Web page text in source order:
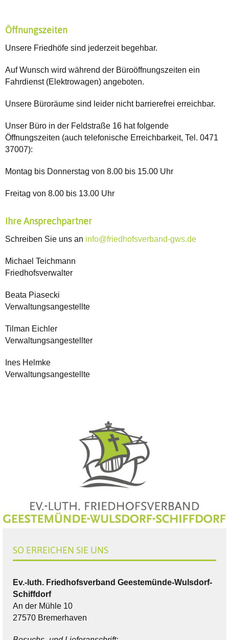
Öffnungszeiten
Unsere Friedhöfe sind jederzeit begehbar.
Auf Wunsch wird während der Büroöffnungszeiten ein
Fahrdienst (Elektrowagen) angeboten.
Unsere Büroräume sind leider nicht barrierefrei erreichbar.
Unser Büro in der Feldstraße 16 hat folgende
Öffnungszeiten (auch telefonische Erreichbarkeit, Tel. 0471
37007):
Montag bis Donnerstag von 8.00 bis 15.00 Uhr
Freitag von 8.00 bis 13.00 Uhr
Ihre Ansprechpartner
Schreiben Sie uns an info@friedhofsverband-gws.de
Michael Teichmann
Friedhofsverwalter
Beata Piasecki
Verwaltungsangestellte
Tilman Eichler
Verwaltungsangestellter
Ines Helmke
Verwaltungsangestellte
SO ERREICHEN SIE UNS
Ev.-luth. Friedhofsverband Geestemünde-Wulsdorf-
Schiffdorf
An der Mühle 10
27570 Bremerhaven